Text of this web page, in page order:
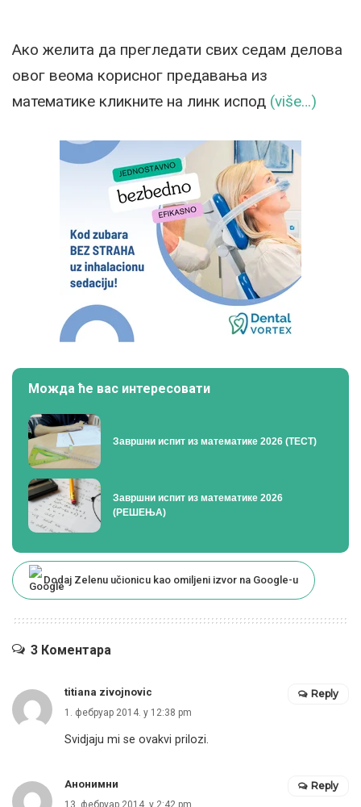
Ако желита да прегледати свих седам делова
овог веома корисног предавања из
математике кликните на линк испод (više…)
Можда ће вас интересовати
Завршни испит из математике 2026 (ТЕСТ)
Завршни испит из математике 2026
(РЕШЕЊА)
Dodaj Zelenu učionicu kao omiljeni izvor na Google-u
3 Коментара
titiana zivojnovic
1. фебруар 2014. у 12:38 pm
Svidjaju mi se ovakvi prilozi.
Reply
Анонимни
13. фебруар 2014. у 2:42 pm
Reply